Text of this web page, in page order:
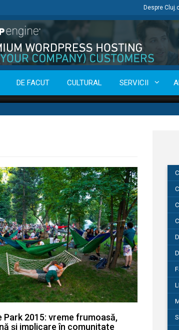
Despre
DE FACUT CULTURAL SERVICII
Park 2015: vreme frumoasă,
și implicare în comunitate